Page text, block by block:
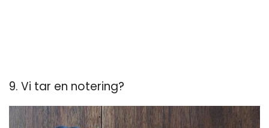
9. Vi tar en notering?